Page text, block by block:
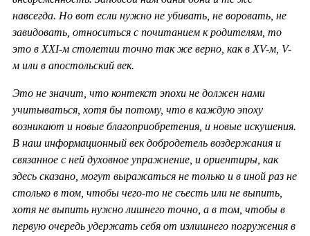
навсегда. Но вот если нужно не убивать, не воровать, не
завидовать, относиться с почитанием к родителям, то
это в ХХI-м столетии точно так же верно, как вXV-м, V-
м или в апостольский век.
Это не значит, что контекст эпохи не должен нами
учитываться, хотя бы потому, что в каждую эпоху
возникают и новые благоприобретения, и новые искушения.
В наш информационный век добродетель воздержания и
связанное с ней духовное упражнение, и ориентиры, как
здесь сказано, могут выражаться не только и в иной раз не
столько в том, чтобы чего-то не съесть или не выпить,
хотя не выпить нужно лишнего точно, а в том, чтобы в
первую очередь удержать себя от излишнего погружения в